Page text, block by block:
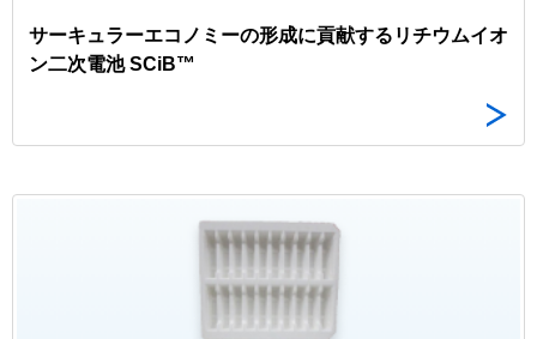
サーキュラーエコノミーの形成に貢献するリチウムイオ
ン二次電池 SCiB™